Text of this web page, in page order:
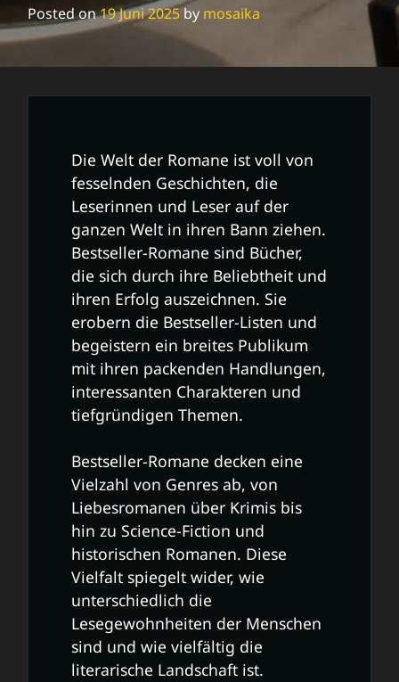
Posted on19 Juni 2025by mosaika
Die Welt der Romane ist voll von
fesselnden Geschichten, die
Leserinnen und Leser auf der
ganzen Welt in ihren Bann ziehen.
Bestseller-Romane sind Bücher,
die sich durch ihre Beliebtheit und
ihren Erfolg auszeichnen. Sie
erobern die Bestseller-Listen und
begeistern ein breites Publikum
mit ihren packenden Handlungen,
interessanten Charakteren und
tiefgründigen Themen.
Bestseller-Romane decken eine
Vielzahl von Genres ab, von
Liebesromanen über Krimis bis
hin zu Science-Fiction und
historischen Romanen. Diese
Vielfalt spiegelt wider, wie
unterschiedlich die
Lesegewohnheiten der Menschen
sind und wie vielfältig die
literarische Landschaft ist.